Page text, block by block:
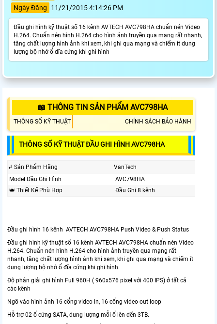
Ngày Đăng
11/21/2015 4:14:26 PM
Đầu ghi hình kỹ thuật số 16 kênh AVTECH AVC798HA chuẩn nén Video
H.264. Chuẩn nén hình H.264 cho hình ảnh truyền qua mạng rất nhanh,
tăng chất lượng hình ảnh khi xem, khi ghi qua mạng và chiếm ít dung
lượng bộ nhớ ổ đĩa cứng khi ghi hình
📖 THÔNG TIN SẢN PHẨM AVC798HA
THÔNG SỐ KỸ THUẬT CHÍNH SÁCH BẢO HÀNH
THÔNG SỐ KỸ THUẬT ĐẦU GHI HÌNH AVC798HA
↲ Sản Phẩm Hãng
VanTech
Model Đầu Ghi Hình
AVC798HA
👑 Thiết Kế Phù Hợp
Đầu Ghi 8 kênh
Đầu ghi hình 16 kênh AVTECH AVC798HA Push Video & Push Status
Đầu ghi hình kỹ thuật số 16 kênh AVTECH AVC798HA chuẩn nén Video
H.264. Chuẩn nén hình H.264 cho hình ảnh truyền qua mạng rất
nhanh, tăng chất lượng hình ảnh khi xem, khi ghi qua mạng và chiếm ít
dung lượng bộ nhớ ổ đĩa cứng khi ghi hình.
Độ phân giải ghi hình Full 960H ( 960x576 pixel với 400 IPS) ở tất cả
các kênh
Ngõ vào hình ảnh 16 cổng video in, 16 cổng video out loop
Hỗ trợ 02 ổ cứng SATA, dung lượng mỗi ổ lên đến 3TB.